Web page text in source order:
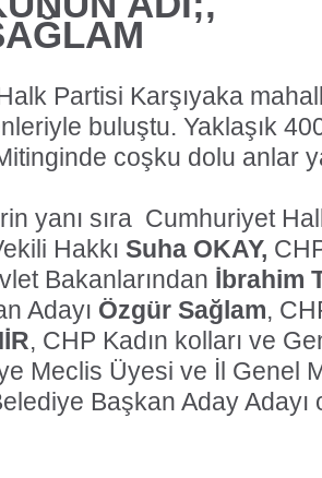
Partisi Karşıyaka
buluştu. Yaklaşık
coşku dolu anlar
yanı sıra Cumhuriyet
Hakkı Suha OKAY,
Bakanlarından İbrahim
Adayı Özgür Sağlam,
, CHP Kadın kolları ve
Meclis Üyesi ve İl Genel
Başkan Aday